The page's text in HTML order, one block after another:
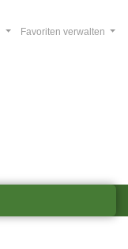
Favoriten verwalten